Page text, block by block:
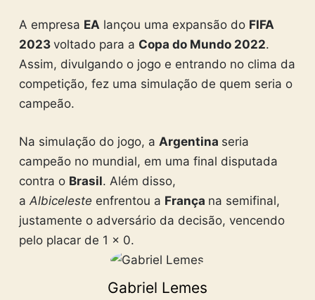
A empresa EAlançou uma expansão do FIFA
2023 voltado para a Copa do Mundo 2022.
Assim, divulgando o jogo e entrando no clima da
competição, fez uma simulação de quem seria o
campeão.
Na simulação do jogo, a Argentina seria
campeão no mundial, em uma final disputada
contra o Brasil. Além disso,
a Albiceleste enfrentou a França na semifinal,
justamente o adversário da decisão, vencendo
pelo placar de 1 x 0.
Gabriel Lemes